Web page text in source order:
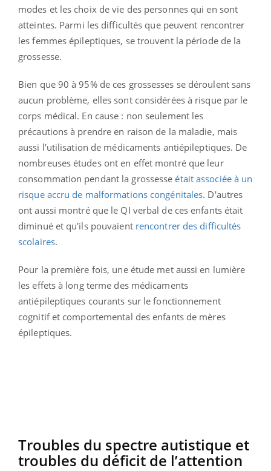
modes et les choix de vie des personnes qui en sont
atteintes. Parmi les difficultés que peuvent rencontrer
les femmes épileptiques, se trouvent la période de la
grossesse.
Bien que 90 à 95% de ces grossesses se déroulent sans
aucun problème, elles sont considérées à risque par le
corps médical. En cause : non seulement les
précautions à prendre en raison de la maladie, mais
aussi l’utilisation de médicaments antiépileptiques. De
nombreuses études ont en effet montré que leur
consommation pendant la grossesseétait associée à un
risque accru de malformations congénitales. D'autres
ont aussi montré que le QI verbal de ces enfants était
diminué et qu'ils pouvaient rencontrer des difficultés
scolaires.
Pour la première fois, une étude met aussi en lumière
les effets à long terme des médicaments
antiépileptiques courants sur le fonctionnement
cognitif et comportemental des enfants de mères
épileptiques.
Troubles du spectre autistique et
troubles du déficit de l’attention